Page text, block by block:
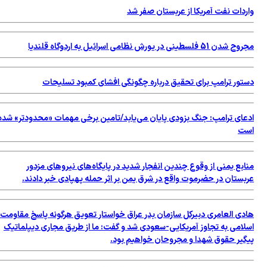
نفت آمریکا از عربستان صفر شد
در یورش نظامی اسرائیل به اردوگاه قلندیا
ترامپ برای تحقیق درباره چگونگی افشای کمبود تسلیحات
ترامپ: جنگ بزودی پایان می‌یابد/تامین برخی مهمات «محدودتر» شده
یمنی از وقوع چندین انفجار شدید در پایگاه‌های نیروهای مزدور
در حضرموت واقع در شرق یمن بر اثر حمله پهپادی خبر دادند.
العامری دبیرکل سازمان بدر عراق خواستار تعویق هرگونه پاسخ مقاومت
به تجاوز آمریکایی-سعودی شد و گفت: ما از طریق مجاری دیپلماتیک
حقوق شهدا و مجروحان خواهیم بود.